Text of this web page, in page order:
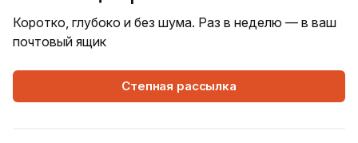
Коротко, глубоко и без шума. Раз в неделю — в ваш
почтовый ящик
Степная рассылка